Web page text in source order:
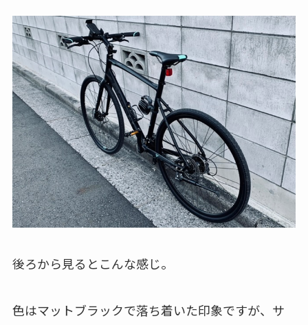
後ろから見るとこんな感じ。
色はマットブラックで落ち着いた印象ですが、サ